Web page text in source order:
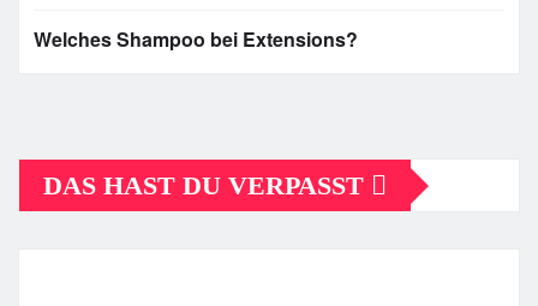
Welches Shampoo bei Extensions?
DAS HAST DU VERPASST